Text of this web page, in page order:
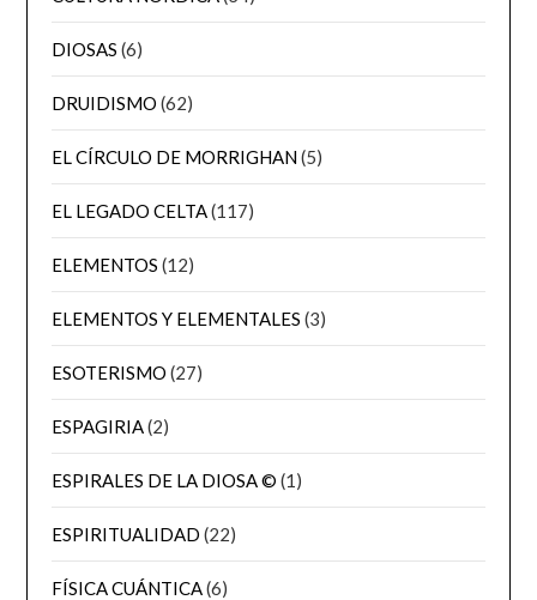
DIOSAS (6)
DRUIDISMO (62)
EL CÍRCULO DE MORRIGHAN(5)
EL LEGADO CELTA(117)
ELEMENTOS (12)
ELEMENTOS Y ELEMENTALES (3)
ESOTERISMO (27)
ESPAGIRIA(2)
ESPIRALES DE LA DIOSA © (1)
ESPIRITUALIDAD (22)
FÍSICA CUÁNTICA(6)